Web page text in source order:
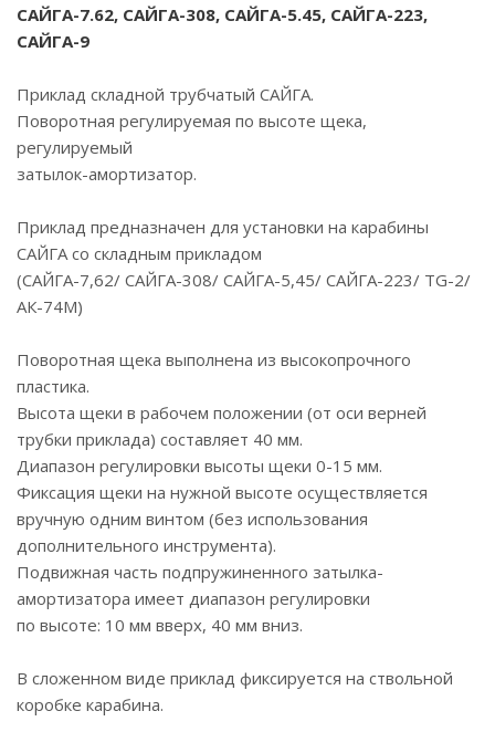
САЙГА-7.62, САЙГА-308, САЙГА-5.45, САЙГА-223,
САЙГА-9
Приклад складной трубчатый САЙГА.
Поворотная регулируемая по высоте щека,
регулируемый
затылок-амортизатор.
Приклад предназначен для установки на карабины
САЙГА со складным прикладом
(САЙГА-7,62/ САЙГА-308/ САЙГА-5,45/ САЙГА-223/ TG-2/
АК-74М)
Поворотная щека выполнена из высокопрочного
пластика.
Высота щеки в рабочем положении (от оси верней
трубки приклада) составляет 40 мм.
Диапазон регулировки высоты щеки 0-15 мм.
Фиксация щеки на нужной высоте осуществляется
вручную одним винтом (без использования
дополнительного инструмента).
Подвижная часть подпружиненного затылка-
амортизатора имеет диапазон регулировки
по высоте: 10 мм вверх, 40 мм вниз.
В сложенном виде приклад фиксируется на ствольной
коробке карабина.